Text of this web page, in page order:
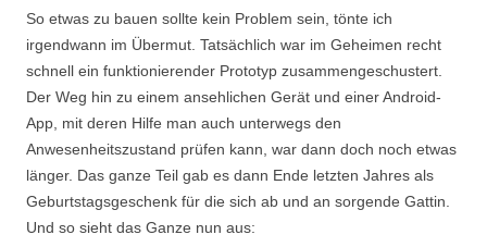
So etwas zu bauen sollte kein Problem sein, tönte ich
irgendwann im Übermut. Tatsächlich war im Geheimen recht
schnell ein funktionierender Prototyp zusammengeschustert.
Der Weg hin zu einem ansehlichen Gerät und einer Android-
App, mit deren Hilfe man auch unterwegs den
Anwesenheitszustand prüfen kann, war dann doch noch etwas
länger. Das ganze Teil gab es dann Ende letzten Jahres als
Geburtstagsgeschenk für die sich ab und an sorgende Gattin.
Und so sieht das Ganze nun aus: